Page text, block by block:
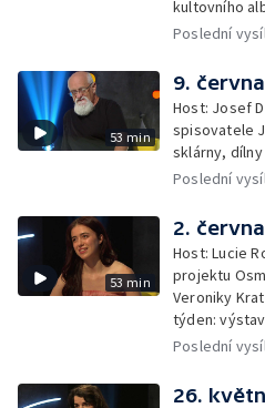
kultovního
a Jana
českého
Poslední
53 min
9. června
Host: Josef
spisovatele
sklárny,
Poslední
53 min
2. června
Host: Lucie
projektu
Veroniky
týden:
Artwall —
Poslední
26.